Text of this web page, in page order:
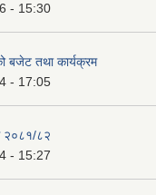
- 15:30
तथा कार्यक्रम
- 17:05
२०८१/८२
- 15:27